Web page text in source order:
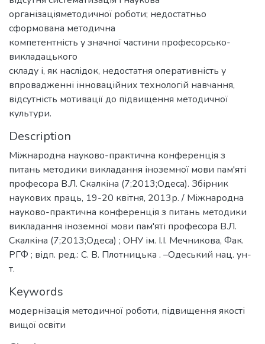
організаціяметодичної роботи; недостатньо
сформована методична
компетентність у значної частини професорсько-
викладацького
складу і, як наслідок, недостатня оперативність у
впровадженні інноваційних технологій навчання,
відсутність мотивації до підвищення методичної
культури.
Description
Міжнародна науково-практична конференція з
питань методики викладання іноземної мови пам'яті
професора В.Л. Скалкіна (7;2013;Одеса). Збірник
наукових праць, 19-20 квітня, 2013р. / Міжнародна
науково-практична конференція з питань методики
викладання іноземної мови пам'яті професора В.Л.
Скалкіна (7;2013;Одеса) ; ОНУ ім. І.І. Мечникова, Фак.
РГФ ; відп. ред.: С. В. Плотницька . –Одеський нац. ун-
т.
Keywords
модернізація методичної роботи, підвищення якості
вищої освіти